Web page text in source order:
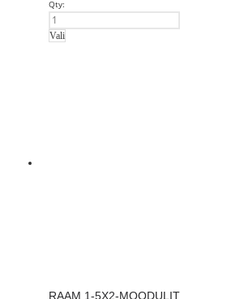
Qty:
Vali
RAAM 1-5X2-MOODULIT